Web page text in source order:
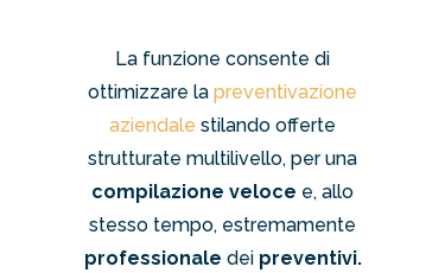
La funzione consente di
ottimizzare la preventivazione
aziendale stilando offerte
strutturate multilivello, per una
compilazione veloce e, allo
stesso tempo, estremamente
professionale dei preventivi.